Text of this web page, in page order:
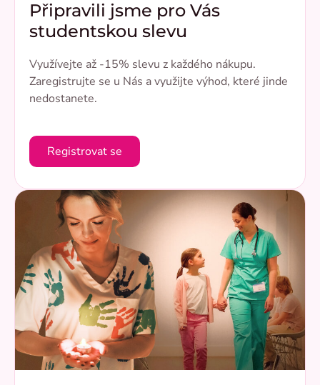
Připravili jsme pro Vás
studentskou slevu
Využívejte až -15% slevu z každého nákupu.
Zaregistrujte se u Nás a využijte výhod, které jinde
nedostanete.
Registrovat se